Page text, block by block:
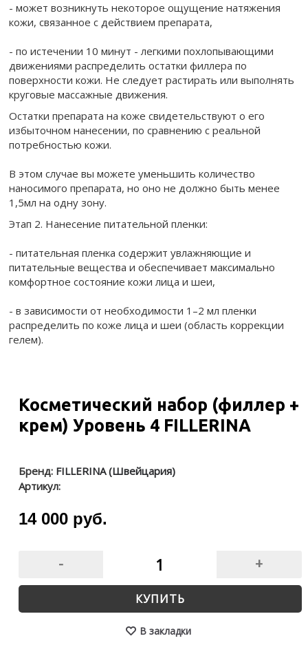
- может возникнуть некоторое ощущение натяжения
кожи, связанное с действием препарата,
- по истечении 10 минут - легкими похлопывающими
движениями распределить остатки филлера по
поверхности кожи. Не следует растирать или выполнять
круговые массажные движения.
Остатки препарата на коже свидетельствуют о его
избыточном нанесении, по сравнению с реальной
потребностью кожи.
В этом случае вы можете уменьшить количество
наносимого препарата, но оно не должно быть менее
1,5мл на одну зону.
Этап 2. Нанесение питательной пленки:
- питательная пленка содержит увлажняющие и
питательные вещества и обеспечивает максимально
комфортное состояние кожи лица и шеи,
- в зависимости от необходимости 1–2 мл пленки
распределить по коже лица и шеи (область коррекции
гелем).
Косметический набор (филлер +
крем) Уровень 4 FILLERINA
Бренд: FILLERINA (Швейцария)
Артикул:
14 000 руб.
- +
КУПИТЬ
В закладки